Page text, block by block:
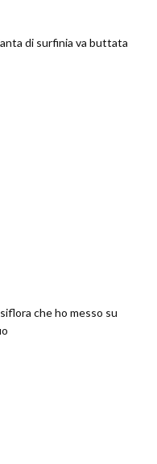
di surfinia va buttata
che ho messo su